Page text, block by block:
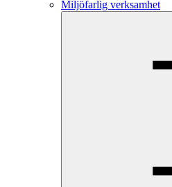
Miljöfarlig verksamhet